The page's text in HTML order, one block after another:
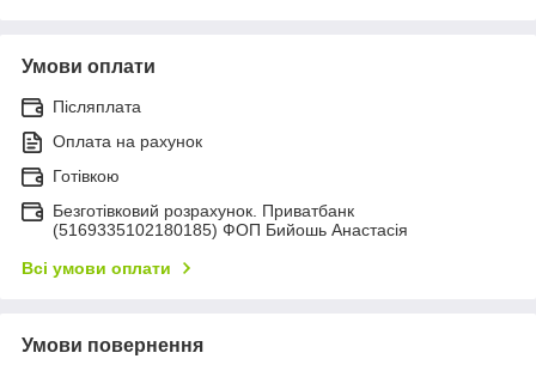
Умови оплати
Післяплата
Оплата на рахунок
Готівкою
Безготівковий розрахунок. Приватбанк
(5169335102180185) ФОП Бийошь Анастасія
Всі умови оплати
Умови повернення